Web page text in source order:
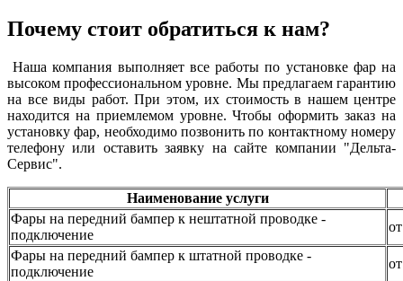
Почему стоит обратиться к нам?
Наша компания выполняет все работы по установке фар на
высоком профессиональном уровне. Мы предлагаем гарантию
на все виды работ. При этом, их стоимость в нашем центре
находится на приемлемом уровне. Чтобы оформить заказ на
установку фар, необходимо позвонить по контактному номеру
телефону или оставить заявку на сайте компании "Дельта-
Сервис".
Наименование услуги
Фары на передний бампер к нештатной проводке -
подключение
Фары на передний бампер к штатной проводке -
подключение